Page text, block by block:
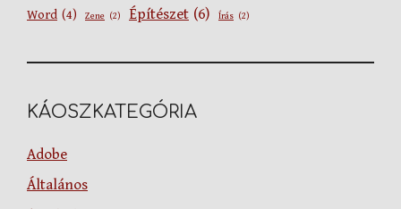
Word (4) Zene (2) Építészet (6) Írás (2)
KÁOSZKATEGÓRIA
Adobe
Általános